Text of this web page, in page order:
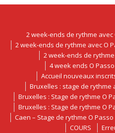
2 week-ends de rythme avec
2 week-ends de rythme avec O
2 week-ends de
4 week ends O
Accueil nouveaux
Bruxelles : stage de rythme
Bruxelles : Stage de rythme O
Bruxelles : Stage de rythme O
Caen – Stage de rythme O Passo
COURS